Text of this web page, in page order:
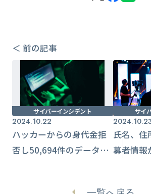
＜ 前の記事
サイバーインシデント
2024.10.22
ハッカーからの身代金拒
否し50,694件のデータ
サイ
氏名、住
募者情